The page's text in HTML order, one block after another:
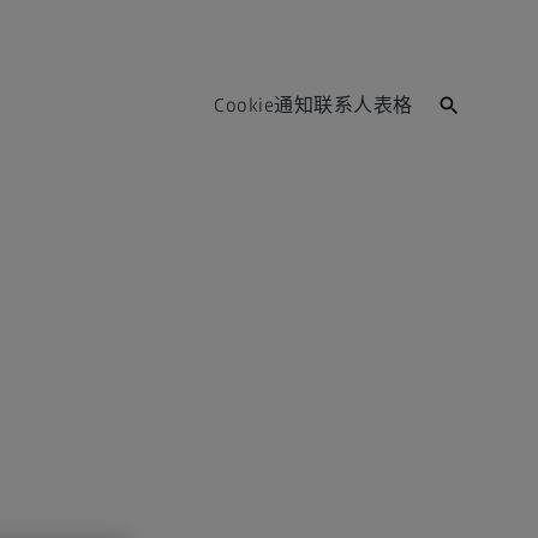
Cookie通知联系人表格